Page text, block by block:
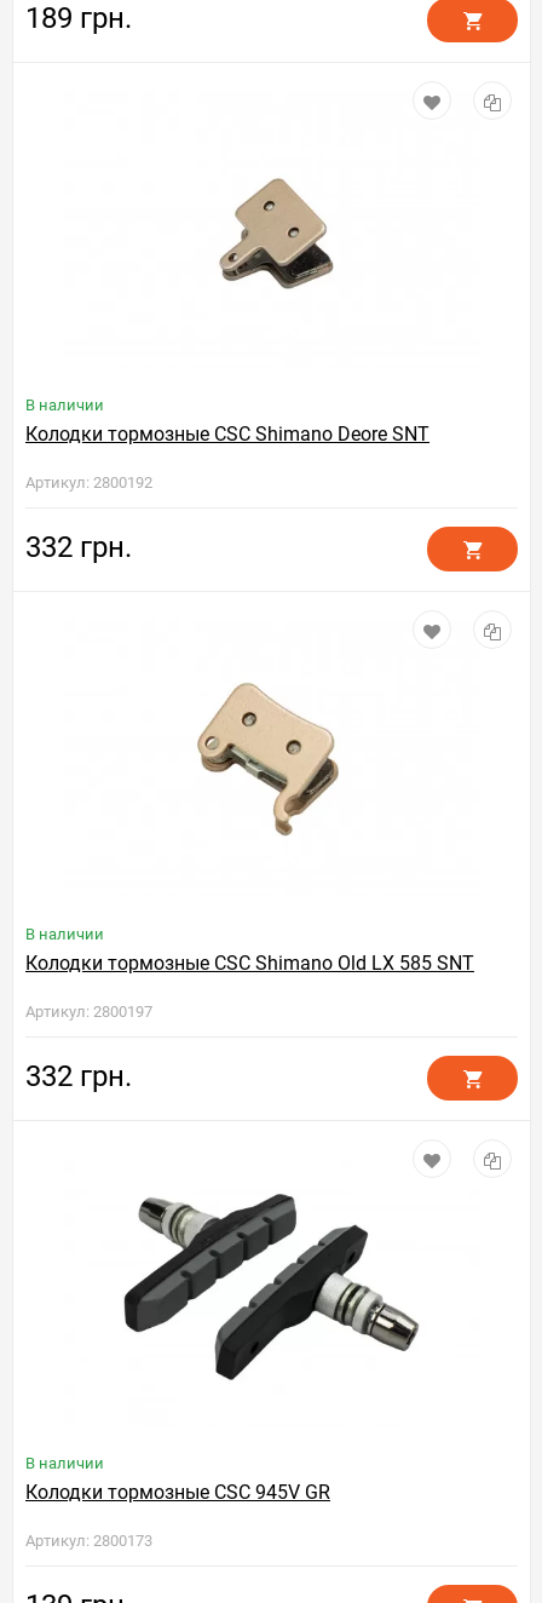
189 грн.
В наличии
Колодки тормозные CSC Shimano Deore SNT
Артикул: 2800192
332 грн.
В наличии
Колодки тормозные CSC Shimano Old LX 585 SNT
Артикул: 2800197
332 грн.
В наличии
Колодки тормозные CSC 945V GR
Артикул: 2800173